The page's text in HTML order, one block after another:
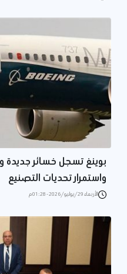
بوينغ تسجل خسائر جديدة
واستمرار تحديات التصنيع
الأربعاء 29/يوليو/2026 - 01:28 م